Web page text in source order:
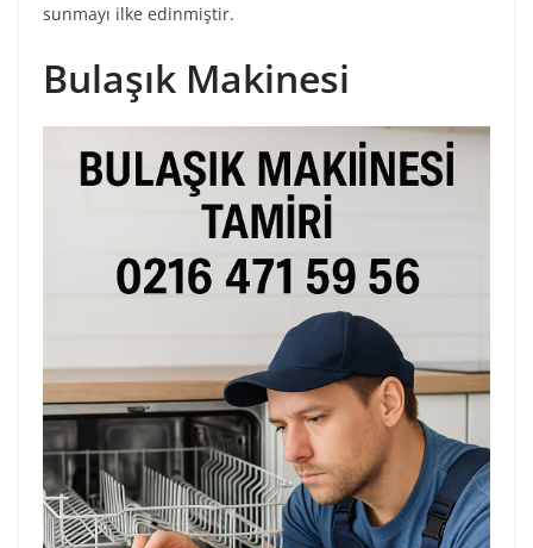
sunmayı ilke edinmiştir.
Bulaşık Makinesi